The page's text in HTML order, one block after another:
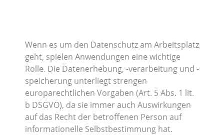
Wenn es um den Datenschutz am Arbeitsplatz
geht, spielen Anwendungen eine wichtige
Rolle. Die Datenerhebung, -verarbeitung und -
speicherung unterliegt strengen
europarechtlichen Vorgaben (Art. 5 Abs. 1 lit.
b DSGVO), da sie immer auch Auswirkungen
auf das Recht der betroffenen Person auf
informationelle Selbstbestimmung hat.